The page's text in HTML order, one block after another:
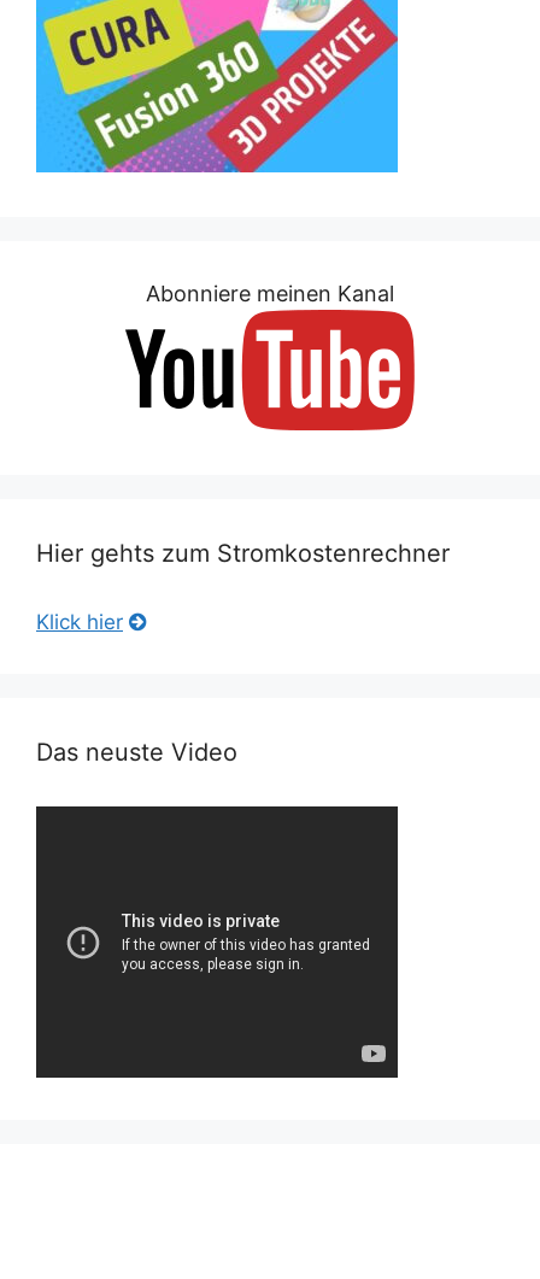
Abonniere meinen Kanal
Hier gehts zum Stromkostenrechner
Klick hier
Das neuste Video